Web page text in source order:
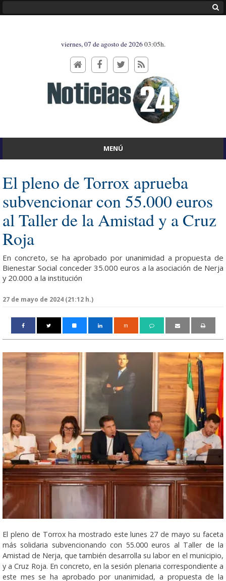
viernes, 07 de agosto de 202603:05h.
MENÚ
El pleno de Torrox aprueba
subvencionar con 55.000 euros
al Taller de la Amistad y a Cruz
Roja
En concreto, se ha aprobado por unanimidad a propuesta de
Bienestar Social conceder 35.000 euros a la asociación de Nerja
y 20.000 a la institución
27 de mayo de 2024 (21:12 h.)
m
El pleno de Torrox ha mostrado este lunes 27 de mayo su faceta
más solidaria subvencionando con 55.000 euros al Taller de la
Amistad de Nerja, que también desarrolla su labor en el municipio,
y a Cruz Roja. En concreto, en la sesión plenaria correspondiente a
este mes se ha aprobado por unanimidad, a propuesta de la